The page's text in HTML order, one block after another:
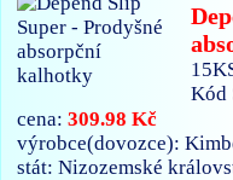
Kód
cena:309.98 Kč
výrobce(dovozce):
stát: Nizozemské